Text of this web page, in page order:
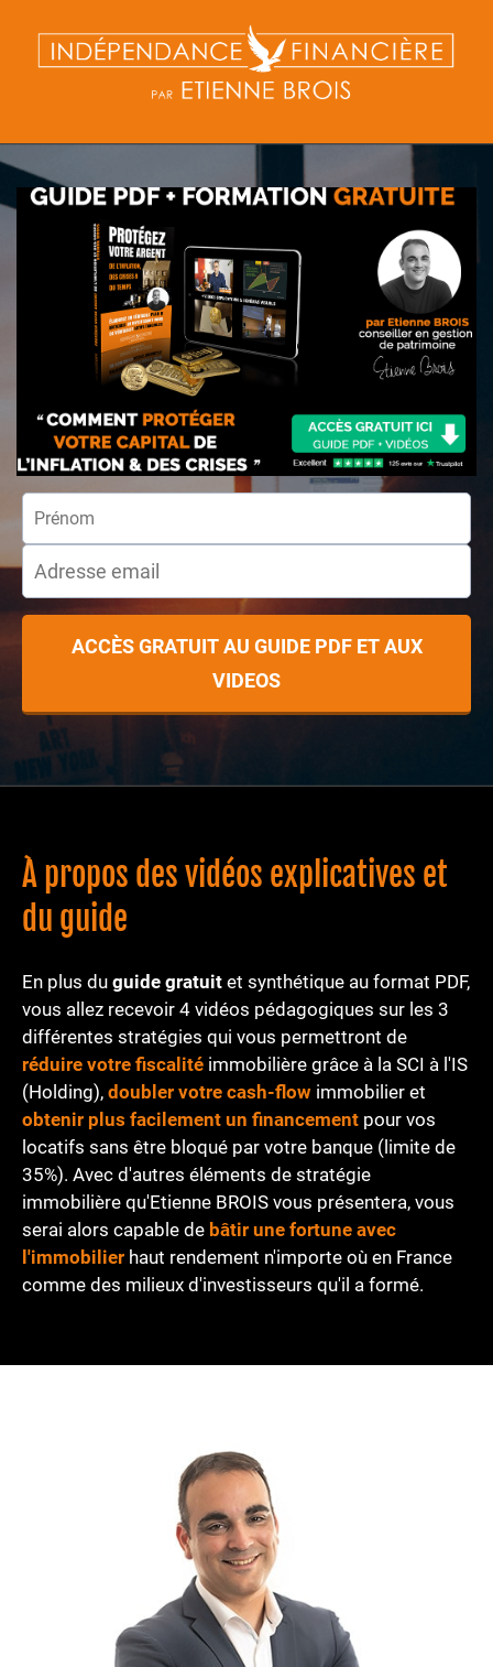
ACCÈS GRATUIT AU GUIDE PDF ET AUX
VIDEOS
À propos des vidéos explicatives et
du guide
En plus du guide gratuit et synthétique au format PDF,
vous allez recevoir 4 vidéos pédagogiques sur les 3
différentes stratégies qui vous permettront de
réduire votre fiscalité immobilière grâce à la SCI à l'IS
(Holding), doubler votre cash-flow immobilier et
obtenir plus facilement un financement pour vos
locatifs sans être bloqué par votre banque (limite de
35%). Avec d'autres éléments de stratégie
immobilière qu'Etienne BROIS vous présentera, vous
serai alors capable de bâtir une fortune avec
l'immobilier haut rendement n'importe où en France
comme des milieux d'investisseurs qu'il a formé.